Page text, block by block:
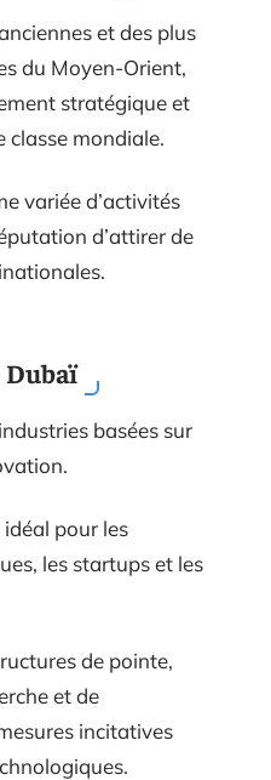
et des plus
du Moyen-Orient,
stratégique et
classe mondiale.
variée d’activités
d’attirer de
Dubaï
basées sur
pour les
les startups et les
de pointe,
et de
incitatives